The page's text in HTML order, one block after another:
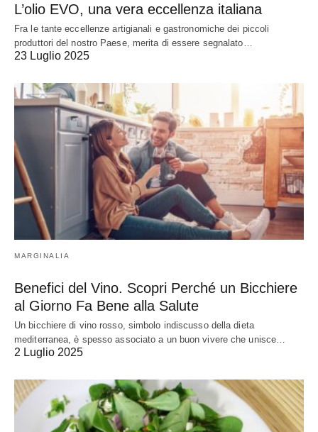
L’olio EVO, una vera eccellenza italiana
Fra le tante eccellenze artigianali e gastronomiche dei piccoli
produttori del nostro Paese, merita di essere segnalato…
23 Luglio 2025
MARGINALIA
Benefici del Vino. Scopri Perché un Bicchiere
al Giorno Fa Bene alla Salute
Un bicchiere di vino rosso, simbolo indiscusso della dieta
mediterranea, è spesso associato a un buon vivere che unisce…
2 Luglio 2025